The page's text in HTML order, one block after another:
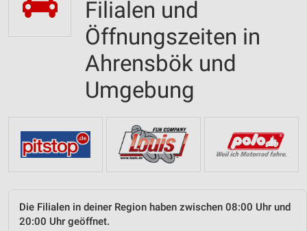
Filialen und
Öffnungszeiten in
Ahrensbök und
Umgebung
Die Filialen in deiner Region haben zwischen 08:00 Uhr und
20:00 Uhr geöffnet.